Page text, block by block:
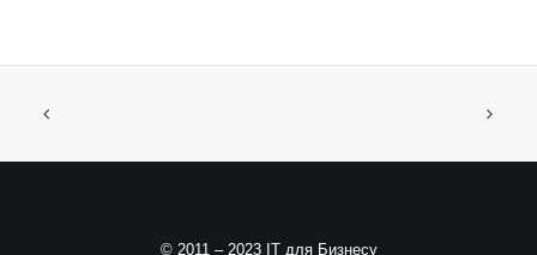
© 2011 – 2023 ІТ для Бизнесу